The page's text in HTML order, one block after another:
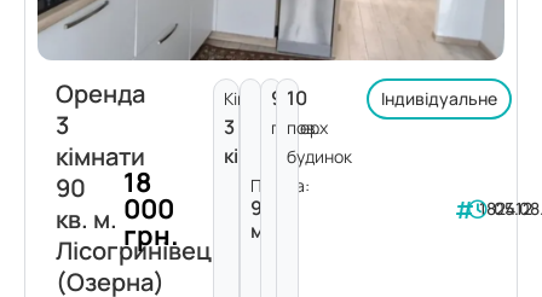
Оренда
3
кімнати
90
кв. м.
Лісогринівецька
(Озерна)
18
000
грн.
Кімнат:
3
кімнати
Площа:
90
м²
9
поверх
10
пов.
будинок
Індивідуальне
182412